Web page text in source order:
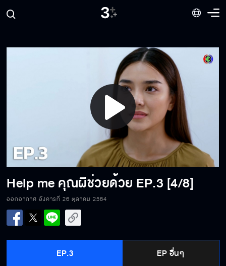
Play
Video
Help me คุณผีช่วยด้วย EP.3 [4/8]
ออกอากาศ อังคารที่ 26 ตุลาคม 2564
EP.3 EP อื่นๆ